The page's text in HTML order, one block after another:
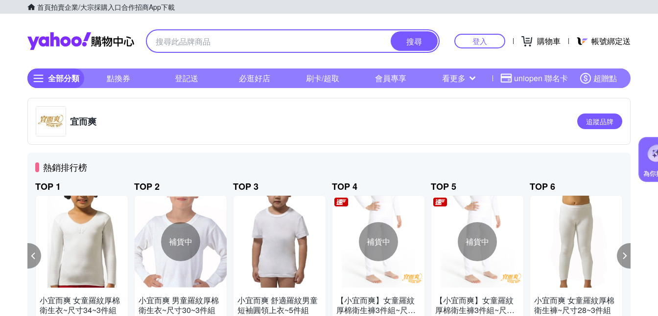
首頁拍賣企業/大宗採購入口合作招商App下載
Yahoo購物中心
搜尋 登入 購物車 帳號綁定送
全部分類 點換券 登記送 必逛好店 刷卡/超取 會員專享 看更多 uniopen 聯名卡 超贈點
宜而爽 追蹤品牌
熱銷排行榜
TOP 1
小宜而爽 女童羅紋厚棉
衛生衣~尺寸34~3件組
TOP 2
補貨中
小宜而爽 男童羅紋厚棉
衛生衣~尺寸30~3件組
TOP 3
小宜而爽 舒適羅紋男童
短袖圓領上衣~5件組
TOP 4
補貨中
【小宜而爽】女童羅紋
厚棉衛生褲3件組~尺寸2
TOP 5
補貨中
【小宜而爽】女童羅紋
厚棉衛生褲3件組~尺寸3
TOP 6
小宜而爽 女童羅紋厚棉
衛生褲~尺寸28~3件組